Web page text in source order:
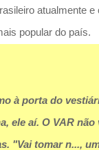
popular do país.
à porta do
ele aí. O VAR
"Vai tomar n...,